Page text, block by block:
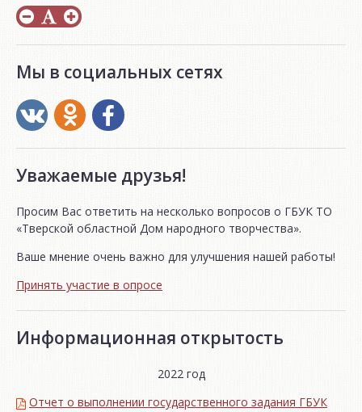
Мы в социальных сетях
Уважаемые друзья!
Просим Вас ответить на несколько вопросов о ГБУК ТО
«Тверской областной Дом народного творчества».
Ваше мнение очень важно для улучшения нашей работы!
Принять участие в опросе
Информационная открытость
2022 год
Отчет о выполнении государственного задания ГБУК